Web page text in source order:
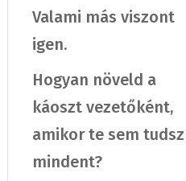
Valami más viszont
igen.
Hogyan növeld a
káoszt vezetőként,
amikor te sem tudsz
mindent?